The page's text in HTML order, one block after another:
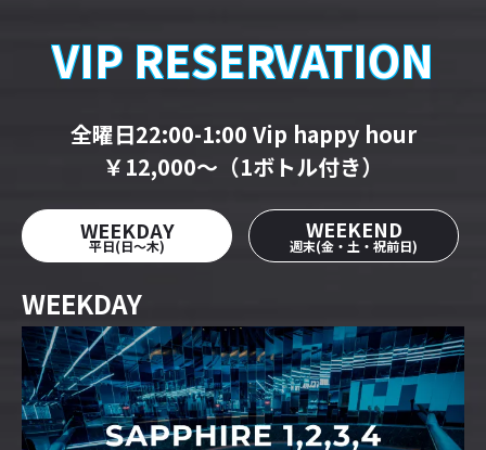
VIP RESERVATION
全曜日22:00-1:00 Vip happy hour
￥12,000～（1ボトル付き）
WEEKDAY
平日(日〜木)
WEEKEND
週末(金・土・祝前日)
WEEKDAY